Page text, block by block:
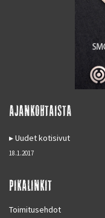
AJANKOHTAISTA
Uudet kotisivut
18.1.2017
PIKALINKIT
Toimitusehdot